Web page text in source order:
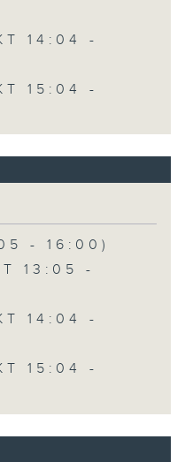
14:04 -
15:04 -
- 16:00)
13:05 -
14:04 -
15:04 -